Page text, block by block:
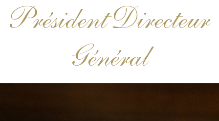
Président Directeur
Général